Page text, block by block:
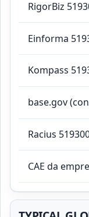
RigorBiz
Einforma
Kompass
base.gov
Racius
CAE da